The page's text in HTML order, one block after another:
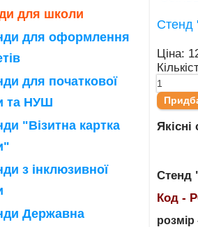
для школи
для оформлення
для початкової
та НУШ
"Візитна картка
з інклюзивної
Державна
Стенд
Ціна:
Стенд
Код -
розмір